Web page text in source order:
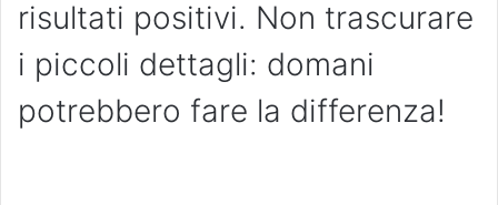
risultati positivi. Non trascurare
i piccoli dettagli: domani
potrebbero fare la differenza!